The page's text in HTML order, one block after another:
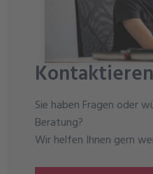
Sie haben Fragen oder
Beratung?
Wir helfen Ihnen gern